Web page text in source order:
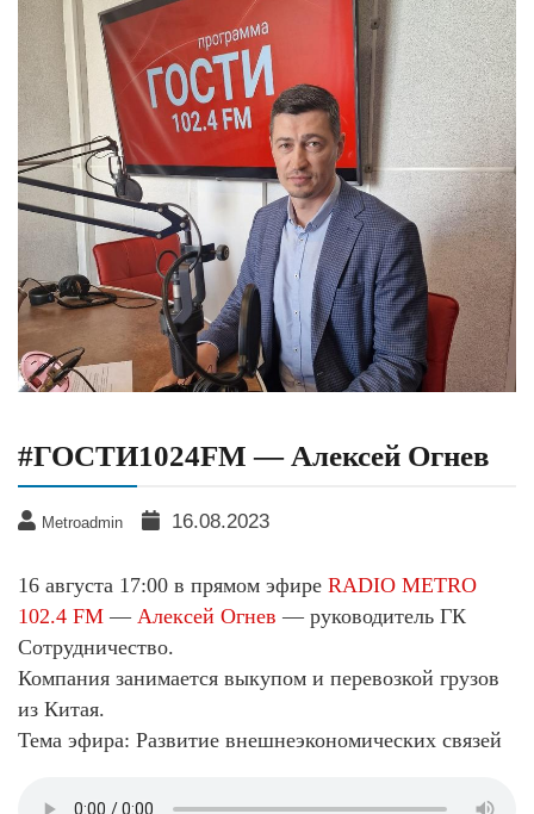
#ГОСТИ1024FM — Алексей Огнев
Metroadmin 16.08.2023
16 августа 17:00 в прямом эфире RADIO METRO
102.4 FM — Алексей Огнев — руководитель ГК
Сотрудничество.
Компания занимается выкупом и перевозкой грузов
из Китая.
Тема эфира: Развитие внешнеэкономических связей